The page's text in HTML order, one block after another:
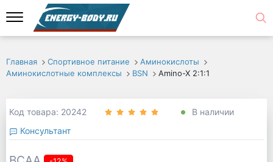
Главная Спортивное питание
Аминокислоты
Аминокислотные комплексы
BSN Amino-X 2:1:1
Код товара: 20242
В наличии
Консультант